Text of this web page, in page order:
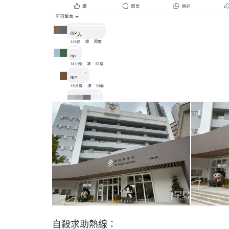
自殺求助熱線：